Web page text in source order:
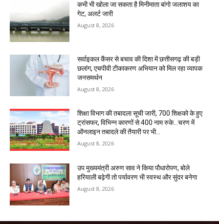
कभी भी खोला जा सकता है मिनीमाता बांगो जलाशय का
गेट, अलर्ट जारी
August 8, 2026
सर्वाइकल कैंसर से बचाव की दिशा में छत्तीसगढ़ की बड़ी
छलांग, एचपीवी टीकाकरण अभियान को मिल रहा व्यापक
जनसमर्थन
August 8, 2026
शिक्षा विभाग की तबादला सूची जारी, 700 शिक्षको के हुए
ट्रांसफर, विभिन्न कारणों से 400 नाम रुके…चरण में
ऑनलाइन तबादले की तैयारी पर भी...
August 8, 2026
उप मुख्यमंत्री अरुण साव ने किया पौधारोपण, बोले
हरियाली बढ़ेगी तो पर्यावरण भी स्वस्थ और सुंदर बनेगा
August 8, 2026